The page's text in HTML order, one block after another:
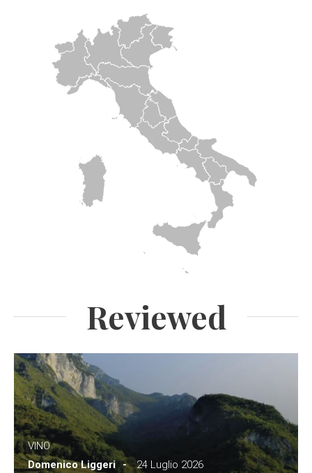
Reviewed
VINO
Domenico Liggeri
24 Luglio 2026